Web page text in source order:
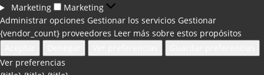
Marketing
Marketing
Administrar opciones Gestionar los servicios Gestionar
{vendor_count} proveedores Leer más sobre estos propósitos
Ver preferencias